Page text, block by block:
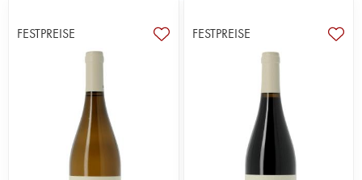
der Familie Cantalapiedra voller Leidenschaft. Fast
21 etwa 30 Jahre alte Weinberge gedeihen hier
in der Wiege der Verdejo-Rebe. Die Böden
auch aus Ton, Sand und Kalkstein. Typisch für das
Terroir der Region ist der sogenannte
Kieselsteinmantel, der der Verdejo-Rebe ihre
Besonderheit verleiht. Im Bewusstsein der
aktuellen Umweltprobleme und mit dem Ziel,
FESTPREISE FESTPREISE